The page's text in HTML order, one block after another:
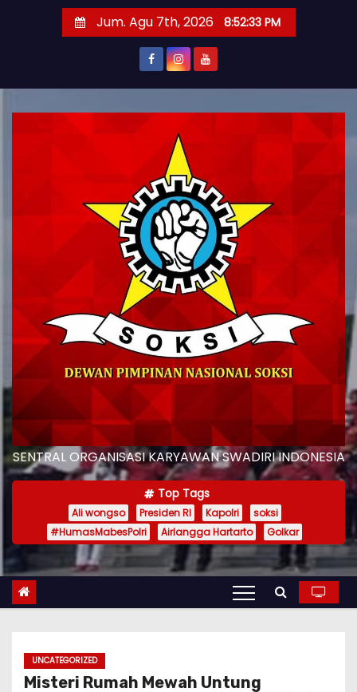
Jum. Agu 7th, 2026 8:52:35 PM
SENTRAL ORGANISASI KARYAWAN SWADIRI INDONESIA
Top Tags
Ali wongso Presiden RI Kapolri
soksi
#HumasMabesPolri
Airlangga Hartarto Golkar
UNCATEGORIZED
Misteri Rumah Mewah Untung